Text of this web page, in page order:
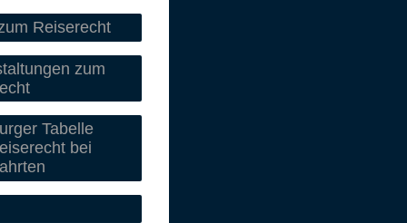
Reiserecht
zum
Tabelle
bei